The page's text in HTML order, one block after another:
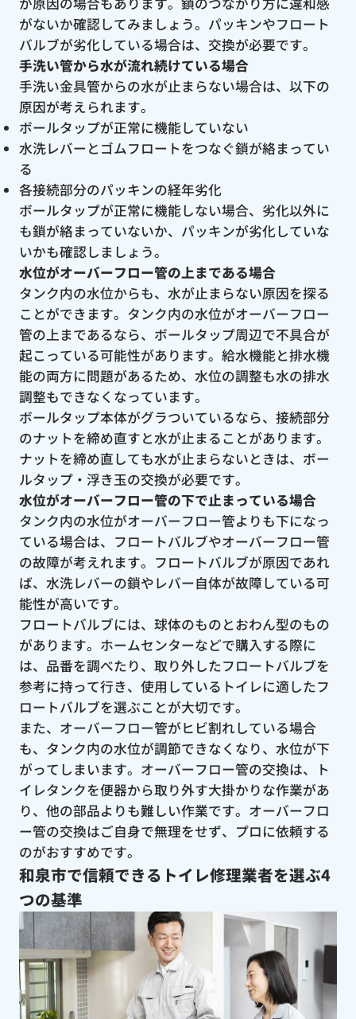
がないか確認してみましょう。パッキンやフロート
バルブが劣化している場合は、交換が必要です。
手洗い管から水が流れ続けている場合
手洗い金具管からの水が止まらない場合は、以下の
原因が考えられます。
ボールタップが正常に機能していない
水洗レバーとゴムフロートをつなぐ鎖が絡まってい
る
各接続部分のパッキンの経年劣化
ボールタップが正常に機能しない場合、劣化以外に
も鎖が絡まっていないか、パッキンが劣化していな
いかも確認しましょう。
水位がオーバーフロー管の上まである場合
タンク内の水位からも、水が止まらない原因を探る
ことができます。タンク内の水位がオーバーフロー
管の上まであるなら、ボールタップ周辺で不具合が
起こっている可能性があります。給水機能と排水機
能の両方に問題があるため、水位の調整も水の排水
調整もできなくなっています。
ボールタップ本体がグラついているなら、接続部分
のナットを締め直すと水が止まることがあります。
ナットを締め直しても水が止まらないときは、ボー
ルタップ・浮き玉の交換が必要です。
水位がオーバーフロー管の下で止まっている場合
タンク内の水位がオーバーフロー管よりも下になっ
ている場合は、フロートバルブやオーバーフロー管
の故障が考えれます。フロートバルブが原因であれ
ば、水洗レバーの鎖やレバー自体が故障している可
能性が高いです。
フロートバルブには、球体のものとおわん型のもの
があります。ホームセンターなどで購入する際に
は、品番を調べたり、取り外したフロートバルブを
参考に持って行き、使用しているトイレに適したフ
ロートバルブを選ぶことが大切です。
また、オーバーフロー管がヒビ割れしている場合
も、タンク内の水位が調節できなくなり、水位が下
がってしまいます。オーバーフロー管の交換は、ト
イレタンクを便器から取り外す大掛かりな作業があ
り、他の部品よりも難しい作業です。オーバーフロ
ー管の交換はご自身で無理をせず、プロに依頼する
のがおすすめです。
和泉市で信頼できるトイレ修理業者を選ぶ4
つの基準